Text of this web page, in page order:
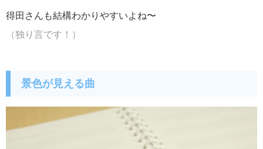
得田さんも結構わかりやすいよね〜
（独り言です！）
景色が見える曲